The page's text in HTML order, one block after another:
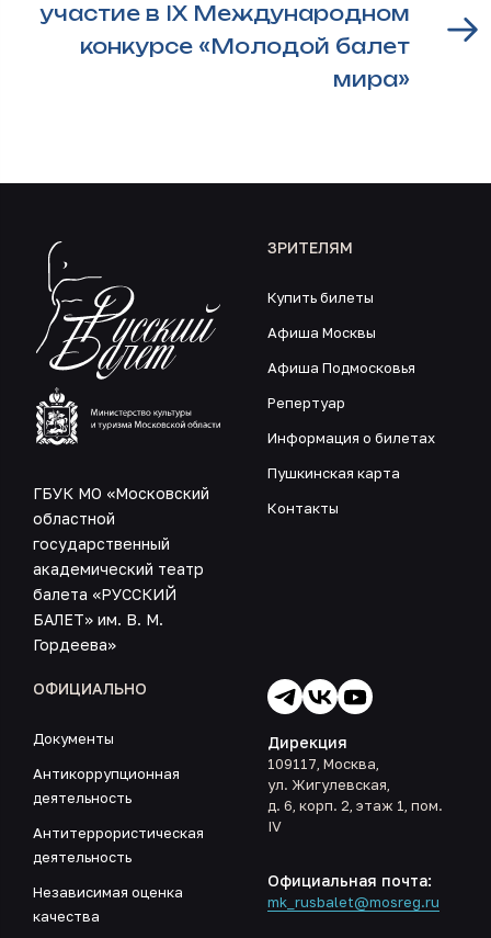
участие в IX Международном
конкурсе «Молодой балет
мира»
ГБУК МО «Московский
областной
государственный
академический театр
балета «РУССКИЙ
БАЛЕТ» им. В. М.
Гордеева»
ЗРИТЕЛЯМ
Купить билеты
Афиша Москвы
Афиша Подмосковья
Репертуар
Информация о билетах
Пушкинская карта
Контакты
ОФИЦИАЛЬНО
Документы
Антикоррупционная
деятельность
Антитеррористическая
деятельность
Независимая оценка
качества
Дирекция
109117, Москва,
ул. Жигулевская,
д. 6, корп. 2, этаж 1, пом.
IV
Официальная почта:
mk_rusbalet@mosreg.ru